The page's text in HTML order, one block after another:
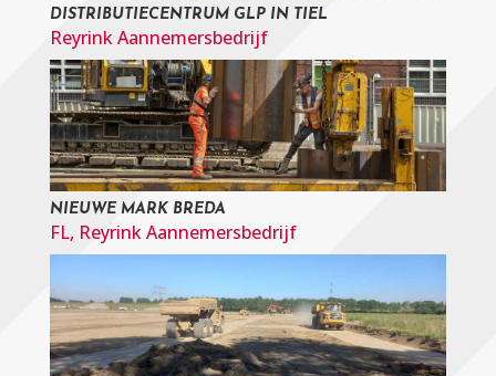
DISTRIBUTIECENTRUM GLP IN TIEL
Reyrink Aannemersbedrijf
NIEUWE MARK BREDA
FL, Reyrink Aannemersbedrijf